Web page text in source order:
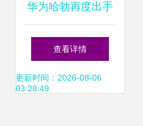
华为哈勃再度出手
入股南京芯视界微
电子，累计投资企
查看详情
更新时间：2026-08-06
03:28:49